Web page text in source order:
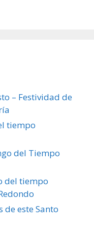
– Festividad de
tiempo
del Tiempo
del tiempo
de este Santo